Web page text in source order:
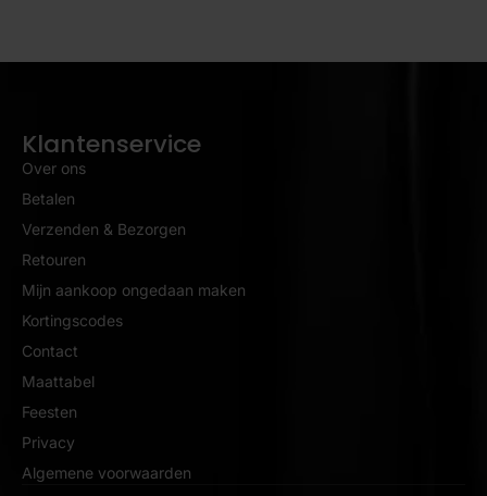
Klantenservice
Over ons
Betalen
Verzenden & Bezorgen
Retouren
Mijn aankoop ongedaan maken
Kortingscodes
Contact
Maattabel
Feesten
Privacy
Algemene voorwaarden